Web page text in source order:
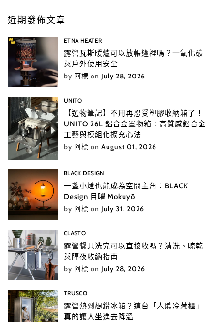
近期發佈文章
ETNA HEATER
露營瓦斯暖爐可以放帳篷裡嗎？一氧化碳
與戶外使用安全
by 阿標 on July 28, 2026
UNITO
【選物筆記】不用再忍受塑膠收納箱了！
UNITO 26L 鋁合金置物箱：高質感鋁合金
工藝與模組化擴充心法
by 阿標 on August 01, 2026
BLACK DESIGN
一盞小燈也能成為空間主角：BLACK
Design 目曜 Mokuyō
by 阿標 on July 31, 2026
CLASTO
露營餐具洗完可以直接收嗎？清洗、晾乾
與隔夜收納指南
by 阿標 on July 28, 2026
TRUSCO
露營熱到想鑽冰箱？這台「人體冷藏櫃」
真的讓人坐進去降溫